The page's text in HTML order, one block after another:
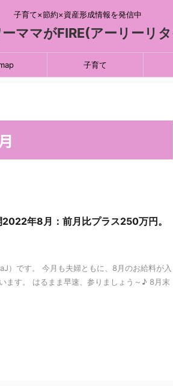
子育て×節約×資産形成情報を発信中
ママがFIRE(アーリーリ
子育て
2022年8月：前月比プラス250万円。
）です。 今月も夫婦ともに、8月のお給料が入
ます。 はるまま早速、参りましょう～♪ 8月末